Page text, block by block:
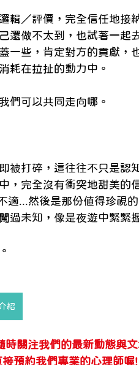
輯／評價，完全信任地接
還做不太到，也試著一起
一些，肯定對方的貢獻，
耗在拉扯的動力中。
們可以共同走向哪。
被打碎，這往往不只是認
，完全沒有衝突地甜美的
適...然後是那份值得珍視
過未知，像是夜遊中緊緊
紹
時關注我們的最新動態與
預約我們專業的心理師喔!